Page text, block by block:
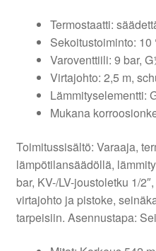
Termostaatti:
Sekoitustoiminto: 10
Varoventtiili: 9 bar,
Virtajohto: 2,5 m,
Lämmityselementti:
Mukana
Toimitussisältö: Varaaja,
lämpötilansäädöllä,
bar, KV-/LV-joustoletku 1/
virtajohto ja pistoke,
tarpeisiin. Asennustapa: